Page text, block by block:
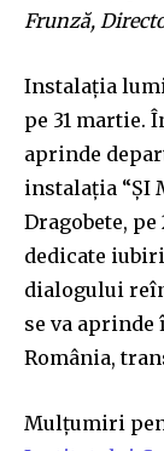
To subscribe,
or click the
your privacy and
Frunză,
Instalația
pe 31 martie.
aprinde
instalația “ȘI
Dragobete,
dedicate
dialogului
se va aprinde
România,
Mulțumiri